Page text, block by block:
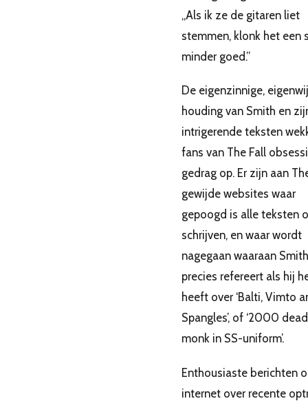
,,Als ik ze de gitaren liet
stemmen, klonk het een
minder goed.”
De eigenzinnige,
houding van Smith en
intrigerende teksten
fans van The Fall
gedrag op. Er zijn aan
gewijde websites waar
gepoogd is alle teksten
schrijven, en waar wordt
nagegaan waaraan Smith
precies refereert als hij
heeft over ‘Balti, Vimto
Spangles’, of ‘2000
monk in SS-uniform’.
Enthousiaste berichten
internet over recente